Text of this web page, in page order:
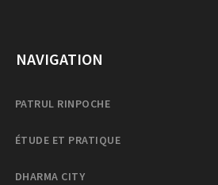
NAVIGATION
PATRUL RINPOCHE
ÉTUDE ET PRATIQUE
DHARMA CITY